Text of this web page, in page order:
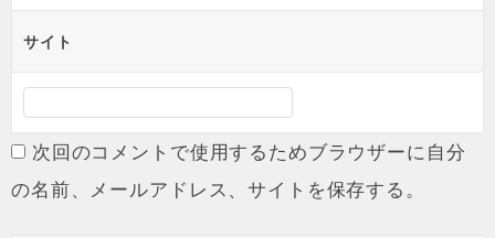
サイト
次回のコメントで使用するためブラウザーに自分
の名前、メールアドレス、サイトを保存する。